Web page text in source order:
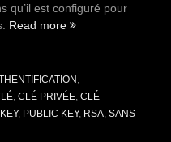
qu’il est configuré pour
Read more « Connexion
mot
de
passe
CLÉ PRIVÉE CLÉ
, PUBLIC KEY, RSA SANS